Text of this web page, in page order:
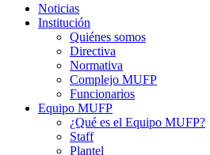
Noticias
Institución
Quiénes somos
Directiva
Normativa
Complejo MUFP
Funcionarios
Equipo MUFP
¿Qué es el Equipo MUFP?
Staff
Plantel